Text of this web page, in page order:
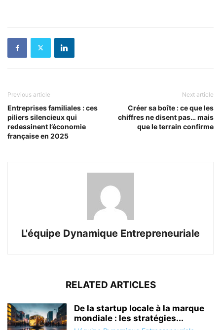
Previous article
Entreprises familiales : ces
piliers silencieux qui
redessinent l’économie
française en 2025
Next article
Créer sa boîte : ce que les
chiffres ne disent pas… mais
que le terrain confirme
L'équipe Dynamique Entrepreneuriale
RELATED ARTICLES
De la startup locale à la marque
mondiale : les stratégies...